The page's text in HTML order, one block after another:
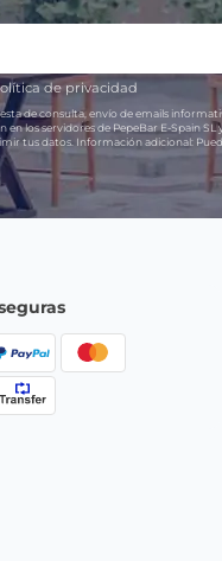
de privacidad
de consulta, envío de emails
en los servidores de PepeBar E-Spain
tus datos. Información adicional: